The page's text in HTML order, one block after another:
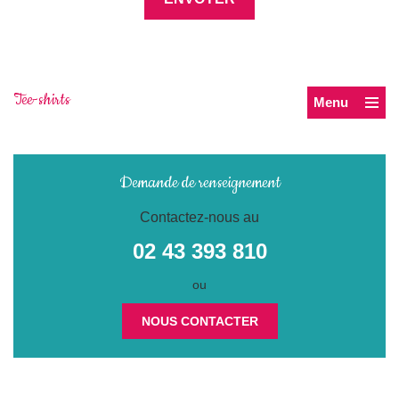
Tee-shirts Menu
Demande de renseignement
Contactez-nous au
02 43 393 810
ou
NOUS CONTACTER